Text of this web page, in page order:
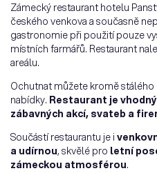
Zámecký restaurant hotelu
českého venkova a současně
gastronomie při použití pouze
místních farmářů. Restaurant
areálu.
Ochutnat můžete kromě
nabídky. Restaurant je
zábavných akcí, svateb a
Součástí restaurantu je i
a udírnou, skvělé pro letní
zámeckou atmosférou.